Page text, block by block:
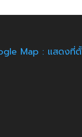
Map : แสดงที่